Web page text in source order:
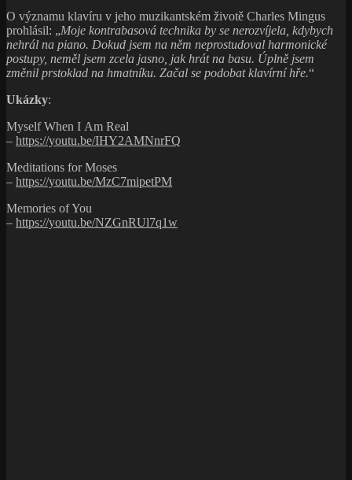
O významu klavíru v jeho muzikantském životě Charles Mingus
prohlásil: „Moje kontrabasová technika by se nerozvíjela, kdybych
nehrál na piano. Dokud jsem na něm neprostudoval harmonické
postupy, neměl jsem zcela jasno, jak hrát na basu. Úplně jsem
změnil prstoklad na hmatníku. Začal se podobat klavírní hře.“
Ukázky:
Myself When I Am Real
– https://youtu.be/IHY2AMNnrFQ
Meditations for Moses
– https://youtu.be/MzC7mipetPM
Memories of You
– https://youtu.be/NZGnRUl7q1w